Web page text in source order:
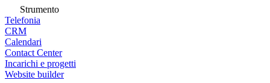
Strumento
Telefonia
CRM
Calendari
Contact Center
Incarichi e progetti
Website builder